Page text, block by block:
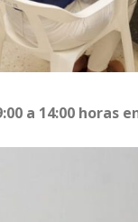
a 14:00 horas